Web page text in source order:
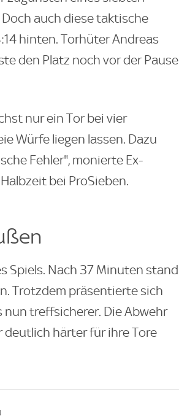
auch diese taktische
hinten. Torhüter Andreas
den Platz noch vor der Pause
nur ein Tor bei vier
Würfe liegen lassen. Dazu
Fehler", monierte Ex-
bei ProSieben.
Spiels. Nach 37 Minuten stand
Trotzdem präsentierte sich
treffsicherer. Die Abwehr
deutlich härter für ihre Tore